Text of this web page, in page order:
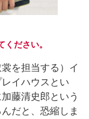
ださい。
を担当する）イ
イハウスとい
藤清史郎という
だと、恐縮しま